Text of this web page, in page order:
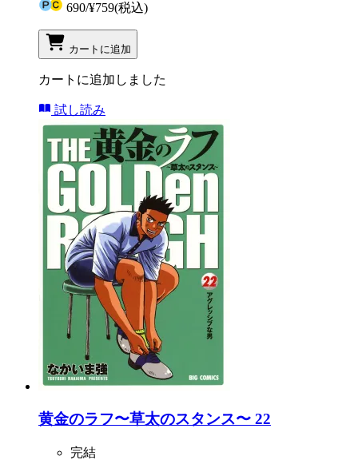
690/¥759(税込)
カートに追加
カートに追加しました
試し読み
黄金のラフ〜草太のスタンス〜 22
完結